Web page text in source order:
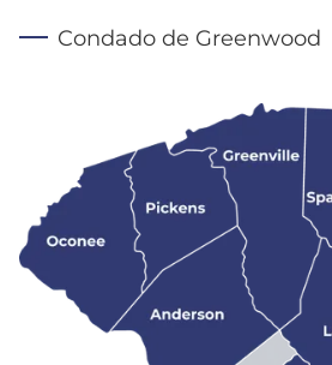
Condado de Greenwood